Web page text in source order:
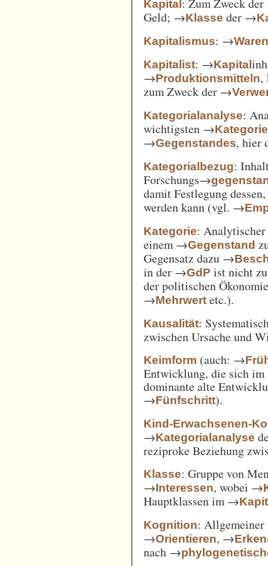
Kapital
Geld; →Klasse der →
Kapitalismus: →
Kapitalist: →Kapital
→Produktionsmitteln,
zum Zweck der →
Kategorialanalyse:
wichtigsten →
→Gegenstandes, hier
Kategorialbezug:
Forschungs→
damit Festlegung
werden kann (vgl. →
Kategorie:
einem →Gegenstand
Gegensatz dazu →
in der →GdP ist nicht
der politischen
→Mehrwert etc.).
Kausalität:
zwischen Ursache und
Keimform (auch: →
Entwicklung, die sich im
dominante alte
→Fünfschritt).
Kind-Erwachsenen-
→Kategorialanalyse
reziproke Beziehung
Klasse: Gruppe von
→Interessen, wobei →
Hauptklassen im →
Kognition: Allgemeiner
→Orientieren, →
nach →